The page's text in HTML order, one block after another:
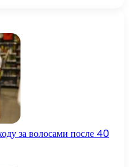
за волосами после 40